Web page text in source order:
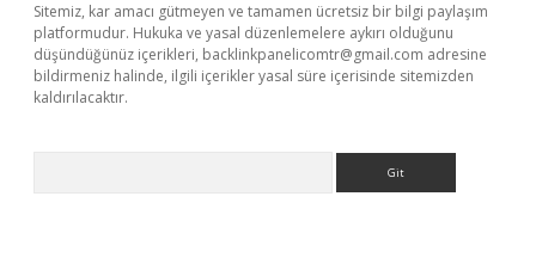
Sitemiz, kar amacı gütmeyen ve tamamen ücretsiz bir bilgi paylaşım
platformudur. Hukuka ve yasal düzenlemelere aykırı olduğunu
düşündüğünüz içerikleri, backlinkpanelicomtr@gmail.com adresine
bildirmeniz halinde, ilgili içerikler yasal süre içerisinde sitemizden
kaldırılacaktır.